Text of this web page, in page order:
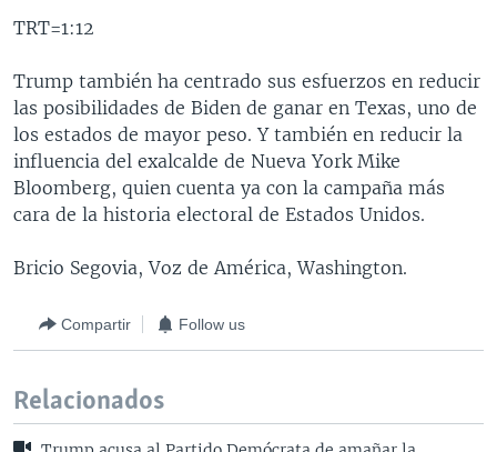
TRT=1:12
Trump también ha centrado sus esfuerzos en reducir
las posibilidades de Biden de ganar en Texas, uno de
los estados de mayor peso. Y también en reducir la
influencia del exalcalde de Nueva York Mike
Bloomberg, quien cuenta ya con la campaña más
cara de la historia electoral de Estados Unidos.
Bricio Segovia, Voz de América, Washington.
Compartir Follow us
Relacionados